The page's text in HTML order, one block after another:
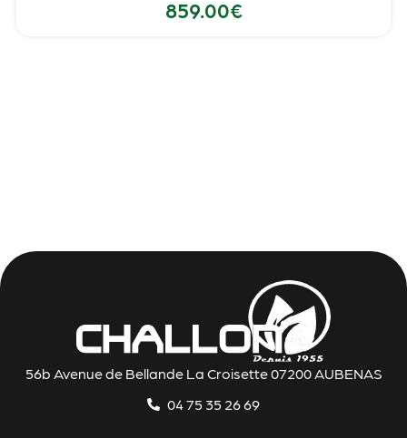
859.00€
56b Avenue de Bellande La Croisette 07200 AUBENAS
04 75 35 26 69